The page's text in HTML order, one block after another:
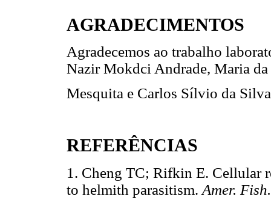
AGRADECIMENTOS
Agradecemos ao trabalho
Nazir Mokdci Andrade, Maria da
Mesquita e Carlos Sílvio da
REFERÊNCIAS
1. Cheng TC; Rifkin E. Cellular
to helmith parasitism. Amer.